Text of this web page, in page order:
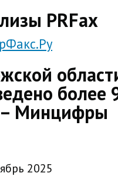
PRFax
более
– Минцифры
2025